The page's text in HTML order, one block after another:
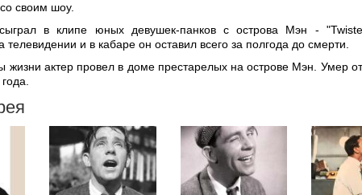
своим шоу.
в клипе юных девушек-панков с острова Мэн -
телевидении и в кабаре он оставил всего за полгода до смерти.
жизни актер провел в доме престарелых на острове Мэн. Умер